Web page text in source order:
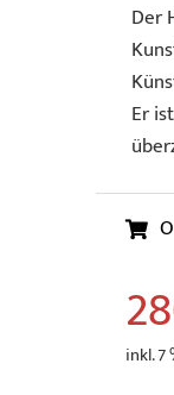
Der
Er
inkl. 7